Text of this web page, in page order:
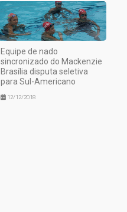
Equipe de nado
sincronizado do Mackenzie
Brasília disputa seletiva
para Sul-Americano
12/12/2018